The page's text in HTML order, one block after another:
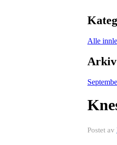
Alle
Arkiv
Postet av